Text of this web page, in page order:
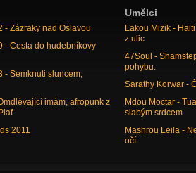
- Zázraky nad Oslavou
- Cesta do hudebníkovy
- Semknuti sluncem,
imám, afropunk z
2011
Umělci
Lakou Mizik -
z ulic
47Soul -
pohybu.
Sarathy Korwar -
Mdou Moctar -
slabým srdcem
Mashrou Leila -
očí